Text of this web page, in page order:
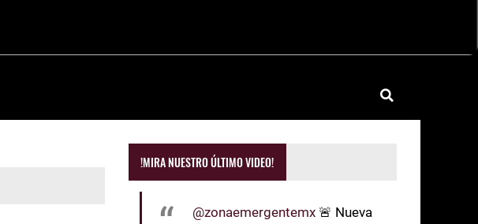
!MIRA NUESTRO ÚLTIMO VIDEO!
@zonaemergentemx 🚨 Nueva